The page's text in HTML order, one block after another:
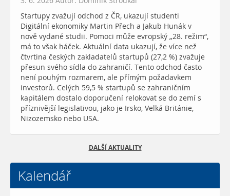
Startupy zvažují odchod z ČR, ukazují studenti
Digitální ekonomiky Martin Přech a Jakub Hunák v
nově vydané studii. Pomoci může evropský „28. režim“,
má to však háček. Aktuální data ukazují, že více než
čtvrtina českých zakladatelů startupů (27,2 %) zvažuje
přesun svého sídla do zahraničí. Tento odchod často
není pouhým rozmarem, ale přímým požadavkem
investorů. Celých 59,5 % startupů se zahraničním
kapitálem dostalo doporučení relokovat se do zemí s
příznivější legislativou, jako je Irsko, Velká Británie,
Nizozemsko nebo USA.
DALŠÍ AKTUALITY
Kalendář